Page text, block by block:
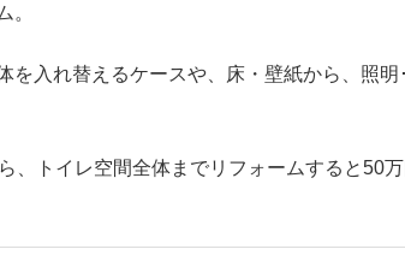
。
を入れ替えるケースや、床・壁紙から、照
、トイレ空間全体までリフォームすると50